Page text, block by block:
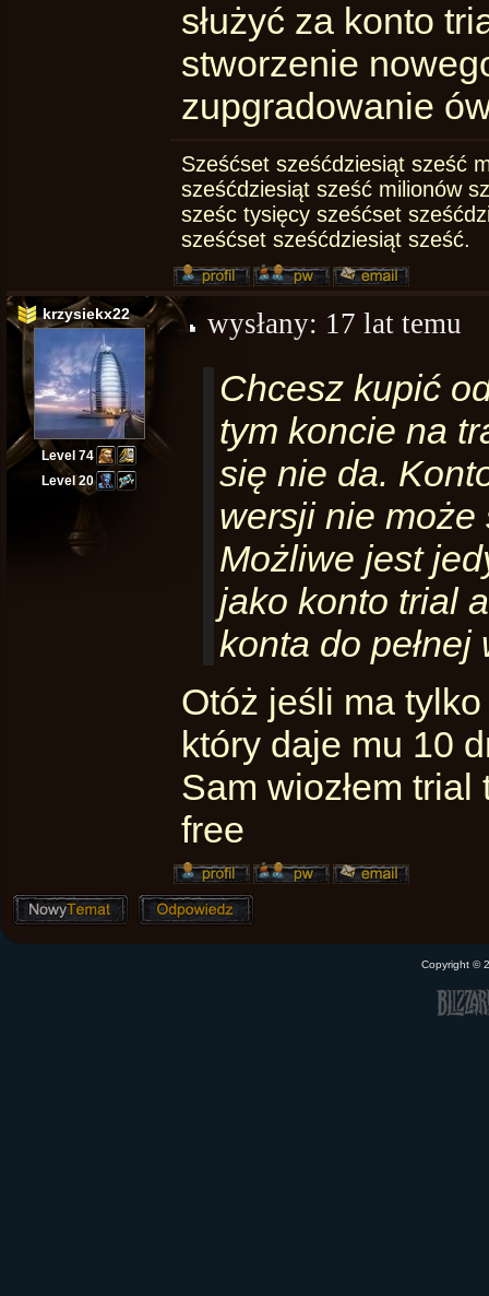
służyć za konto
stworzenie
zupgradowanie
Sześćset sześćdziesiąt sześć
sześćdziesiąt sześć milionów
sześc tysięcy sześćset
sześćset sześćdziesiąt sześć.
krzysiekx22
Level 74
Level 20
wysłany: 17 lat temu
Chcesz kupić
tym koncie na
się nie da.
wersji nie może
Możliwe jest
jako konto trial
konta do pełnej
Otóż jeśli ma
który daje mu 10
Sam wiozłem
free
Copyright ©